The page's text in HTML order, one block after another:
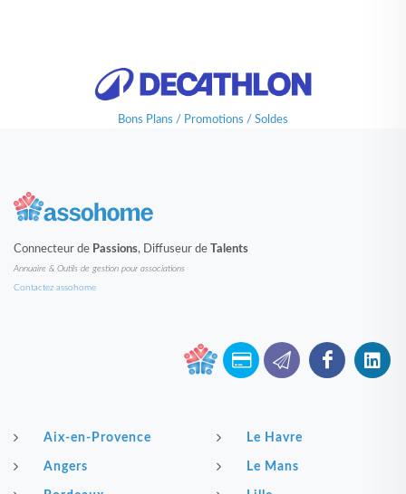
Bons Plans / Promotions / Soldes
Connecteur de Passions, Diffuseur de Talents
Annuaire & Outils de gestion pour associations
Contactez assohome
Aix-en-Provence
Angers
Le Havre
Le Mans